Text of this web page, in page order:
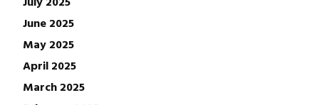
June 2025
May 2025
April 2025
March 2025